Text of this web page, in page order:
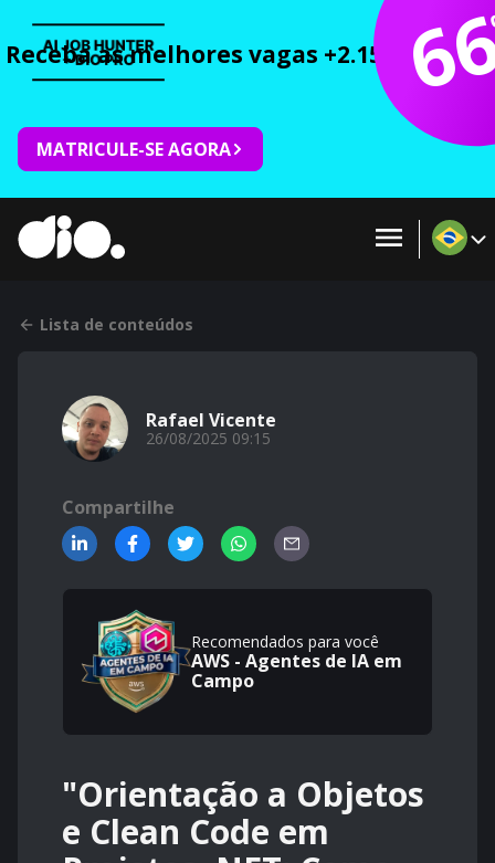
Receba as melhores vagas +2.150 cursos
MATRICULE-SE AGORA
Lista de conteúdos
Rafael Vicente
26/08/2025 09:15
Compartilhe
Recomendados para você
AWS - Agentes de IA em
Campo
"Orientação a Objetos
e Clean Code em